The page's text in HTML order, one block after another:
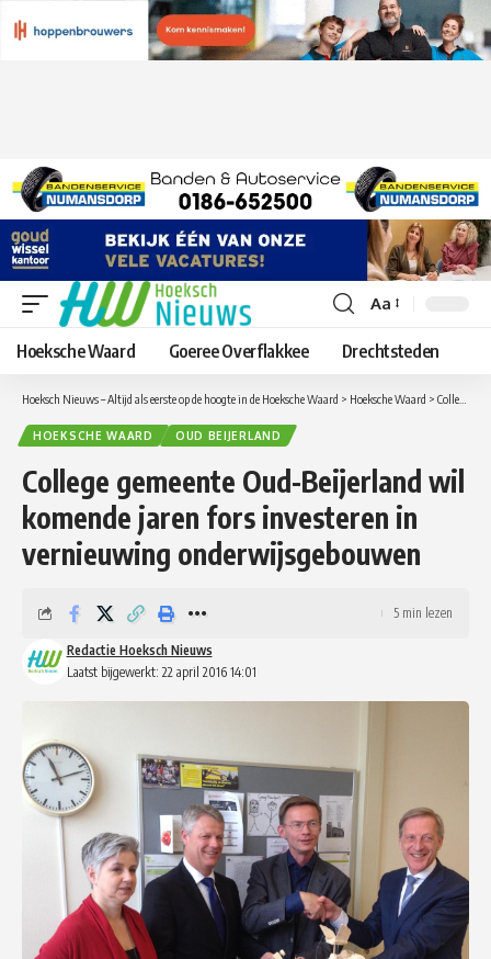
Lettergrootte
aanpassen
Aa
Hoeksche Waard Goeree Overflakkee Drechtsteden
Hoeksch Nieuws – Altijd als eerste op de hoogte in de Hoeksche Waard > Hoeksche Waard > College gemeente Oud-Beijerland wil komende jaren fors investeren in vernieuwing onderwijsgebouwen
HOEKSCHE WAARD OUD BEIJERLAND
College gemeente Oud-Beijerland wil
komende jaren fors investeren in
vernieuwing onderwijsgebouwen
Laatst bijgewerkt: 22 april 2016 14:01
Redactie Hoeksch Nieuws
5 min lezen